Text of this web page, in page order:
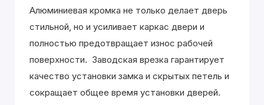
Алюминиевая кромка не только делает дверь
стильной, но и усиливает каркас двери и
полностью предотвращает износ рабочей
поверхности. Заводская врезка гарантирует
качество установки замка и скрытых петель и
сокращает общее время установки дверей.